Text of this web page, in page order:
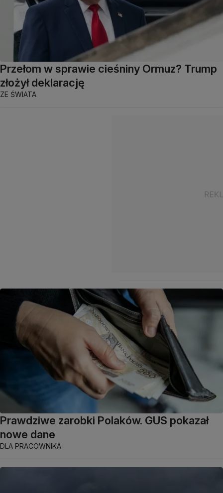
Przełom w sprawie cieśniny Ormuz? Trump
złożył deklarację
ZE ŚWIATA
Prawdziwe zarobki Polaków. GUS pokazał
nowe dane
DLA PRACOWNIKA